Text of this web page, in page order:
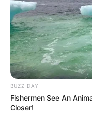
BUZZ DAY
Fishermen See An
Closer!